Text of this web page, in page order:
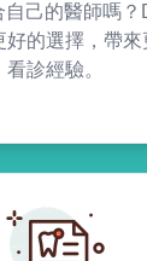
己的醫師嗎
的選擇，帶
看診經驗。